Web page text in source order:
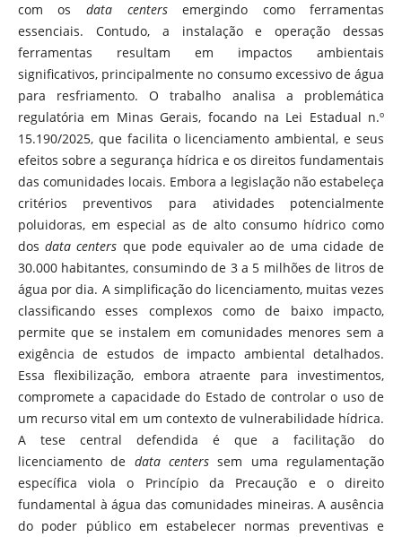
com os data centersemergindo como ferramentas
essenciais. Contudo, a instalação e operação dessas
ferramentas resultam em impactos ambientais
significativos, principalmente no consumo excessivo de água
para resfriamento. O trabalho analisa a problemática
regulatória em Minas Gerais, focando na Lei Estadual n.º
15.190/2025, que facilita o licenciamento ambiental, e seus
efeitos sobre a segurança hídrica e os direitos fundamentais
das comunidades locais. Embora a legislação não estabeleça
critérios preventivos para atividades potencialmente
poluidoras, em especial as de alto consumo hídrico como
dosdata centers que pode equivaler ao de uma cidade de
30.000 habitantes, consumindo de 3 a 5 milhões de litros de
água por dia. A simplificação do licenciamento, muitas vezes
classificando esses complexos como de baixo impacto,
permite que se instalem em comunidades menores sem a
exigência de estudos de impacto ambiental detalhados.
Essa flexibilização, embora atraente para investimentos,
compromete a capacidade do Estado de controlar o uso de
um recurso vital em um contexto de vulnerabilidade hídrica.
A tese central defendida é que a facilitação do
licenciamento de data centers sem uma regulamentação
específica viola o Princípio da Precaução e o direito
fundamental à água das comunidades mineiras. A ausência
do poder público em estabelecer normas preventivas e